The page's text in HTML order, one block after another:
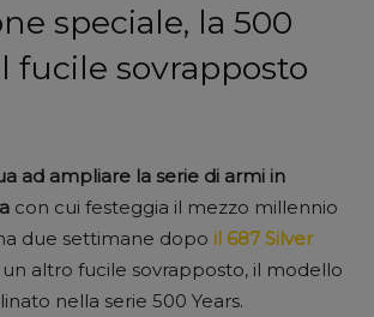
speciale, la 500
fucile sovrapposto
ad ampliare la serie di armi in
con cui festeggia il mezzo millennio
due settimane dopo il 687 Silver
altro fucile sovrapposto, il modello
nella serie 500 Years.